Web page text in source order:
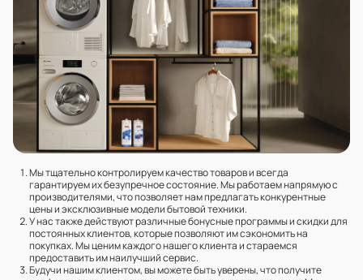
Мы тщательно контролируем качество товаров и всегда
гарантируем их безупречное состояние. Мы работаем напрямую с
производителями, что позволяет нам предлагать конкурентные
цены и эксклюзивные модели бытовой техники.
У нас также действуют различные бонусные программы и скидки для
постоянных клиентов, которые позволяют им сэкономить на
покупках. Мы ценим каждого нашего клиента и стараемся
предоставить им наилучший сервис.
Будучи нашим клиентом, вы можете быть уверены, что получите